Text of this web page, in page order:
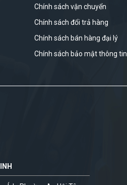
Chính sách vận chuyển
Chính sách đổi trả hàng
Chính sách bán hàng đại lý
Chính sách bảo mật thông tin